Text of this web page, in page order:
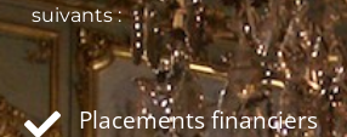
suivants :
Placements financiers